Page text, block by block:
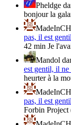
Pheldge
bonjour la
MadeInCH
pas, il est
42 min Je
Mandol
est gentil, il ne
heurter à la
MadeInCH
pas, il est
Forbin Project